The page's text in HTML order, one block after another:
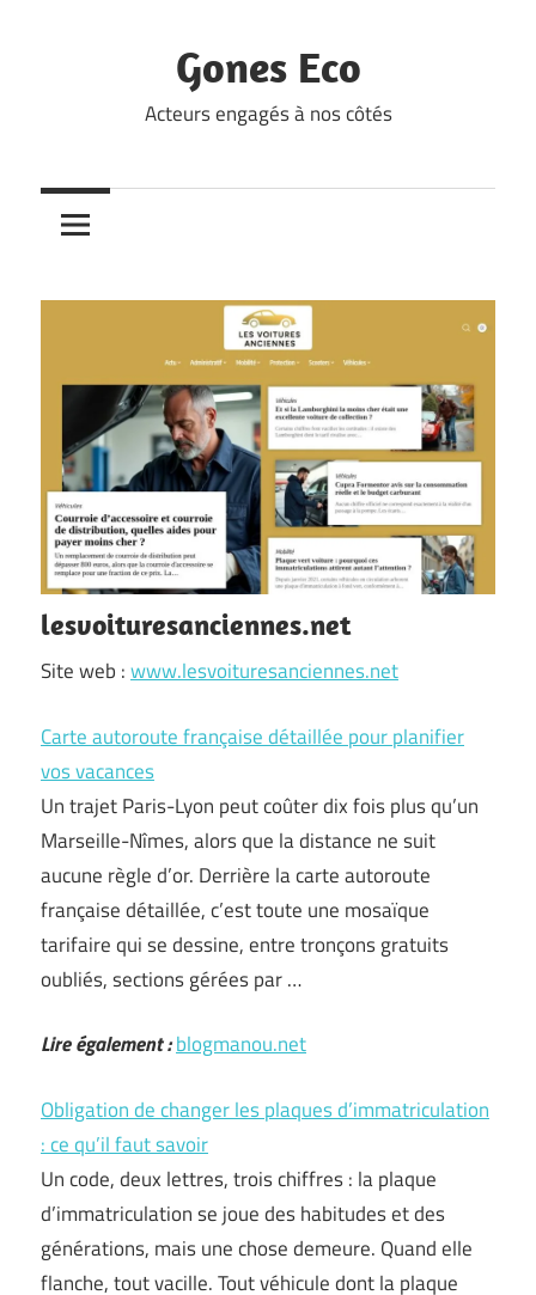
Gones Eco
Acteurs engagés à nos côtés
lesvoituresanciennes.net
Site web :www.lesvoituresanciennes.net
Carte autoroute française détaillée pour planifier
vos vacances
Un trajet Paris-Lyon peut coûter dix fois plus qu’un
Marseille-Nîmes, alors que la distance ne suit
aucune règle d’or. Derrière la carte autoroute
française détaillée, c’est toute une mosaïque
tarifaire qui se dessine, entre tronçons gratuits
oubliés, sections gérées par …
Lire également :blogmanou.net
Obligation de changer les plaques d’immatriculation
: ce qu’il faut savoir
Un code, deux lettres, trois chiffres : la plaque
d’immatriculation se joue des habitudes et des
générations, mais une chose demeure. Quand elle
flanche, tout vacille. Tout véhicule dont la plaque